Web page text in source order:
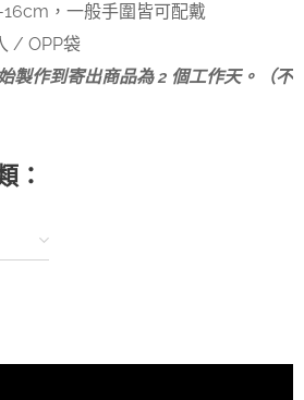
，一般手圍皆可配戴
/ OPP袋
製作到寄出商品為 2 個工作天。（不
：